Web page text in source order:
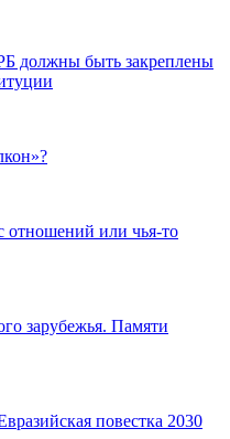
должны быть закреплены
отношений или чья-то
зарубежья. Памяти
повестка 2030